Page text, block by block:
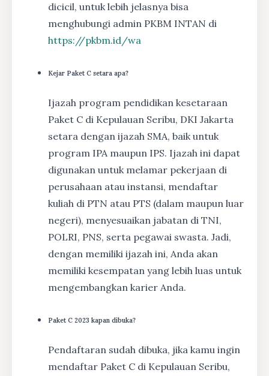
dicicil, untuk lebih jelasnya bisa
menghubungi admin PKBM INTAN di
https://pkbm.id/wa
Kejar Paket C setara apa?
Ijazah program pendidikan kesetaraan
Paket C di Kepulauan Seribu, DKI Jakarta
setara dengan ijazah SMA, baik untuk
program IPA maupun IPS. Ijazah ini dapat
digunakan untuk melamar pekerjaan di
perusahaan atau instansi, mendaftar
kuliah di PTN atau PTS (dalam maupun luar
negeri), menyesuaikan jabatan di TNI,
POLRI, PNS, serta pegawai swasta. Jadi,
dengan memiliki ijazah ini, Anda akan
memiliki kesempatan yang lebih luas untuk
mengembangkan karier Anda.
Paket C 2023 kapan dibuka?
Pendaftaran sudah dibuka, jika kamu ingin
mendaftar Paket C di Kepulauan Seribu,